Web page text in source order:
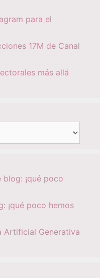
para el
17M de Canal
más allá
blog: ¡qué poco
¡qué poco hemos
Artificial Generativa